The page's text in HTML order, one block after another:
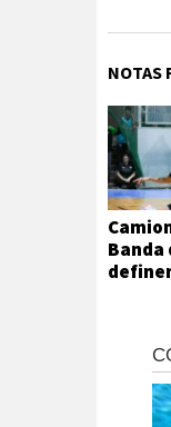
NOTAS
Banda